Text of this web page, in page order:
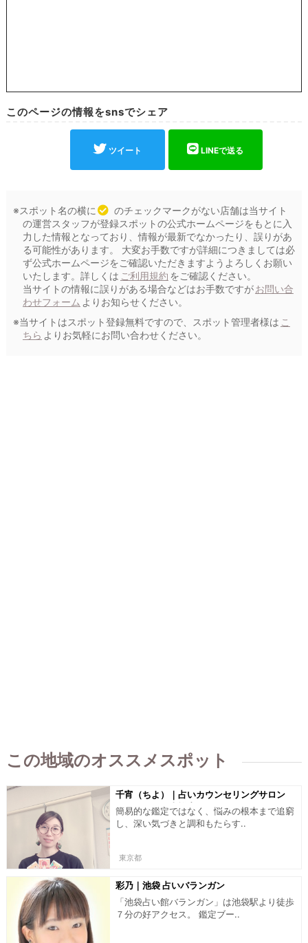
このページの情報をsnsでシェア
ツイート LINEで送る
※スポット名の横に
のチェックマークがない店舗は当サイト
の運営スタッフが登録スポットの公式ホームページをもとに入
力した情報となっており、情報が最新でなかったり、誤りがあ
る可能性があります。 大変お手数ですが詳細につきましては必
ず公式ホームページをご確認いただきますようよろしくお願い
いたします。詳しくは ご利用規約 をご確認ください。
当サイトの情報に誤りがある場合などはお手数ですがお問い合
わせフォーム よりお知らせください。
※当サイトはスポット登録無料ですので、スポット管理者様は こ
ちら よりお気軽にお問い合わせください。
この地域のオススメスポット
千宵（ちよ）｜占いカウンセリングサロン
インスパイア吉祥寺
簡易的な鑑定ではなく、悩みの根本まで追窮
し、深い気づきと調和もたらす..
東京都
彩乃｜池袋 占いバランガン
「池袋占い館バランガン」は池袋駅より徒歩
７分の好アクセス。 鑑定ブー..